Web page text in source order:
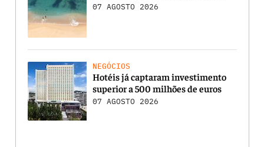
07 AGOSTO 2026
NEGÓCIOS
Hotéis já captaram investimento
superior a 500 milhões de euros
07 AGOSTO 2026